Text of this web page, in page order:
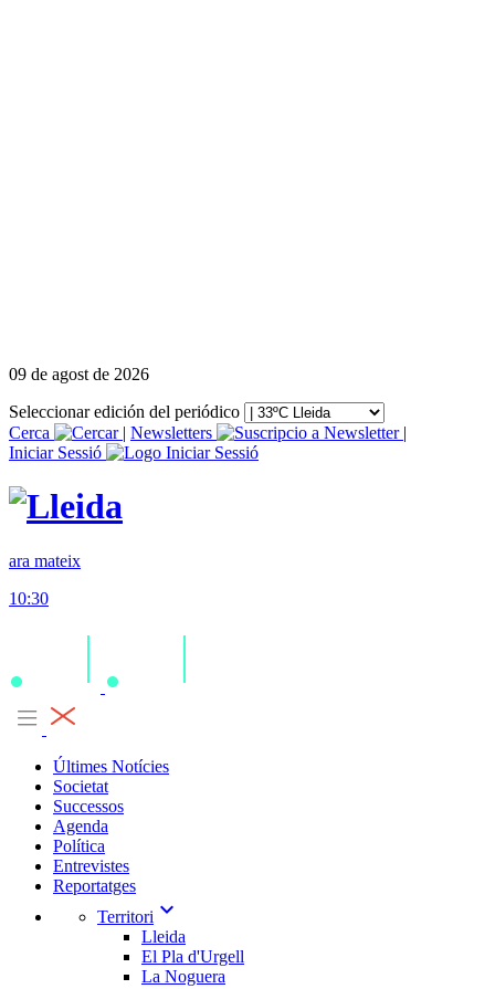
09 de agost de 2026
Seleccionar edición del periódico
Cerca
| Newsletters
|
Iniciar Sessió
ara mateix
10:30
Últimes Notícies
Societat
Successos
Agenda
Política
Entrevistes
Reportatges
Territori expand_more
Lleida
El Pla d'Urgell
La Noguera